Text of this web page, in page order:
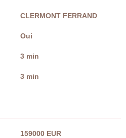
CLERMONT FERRAND
Oui
3 min
3 min
159000 EUR